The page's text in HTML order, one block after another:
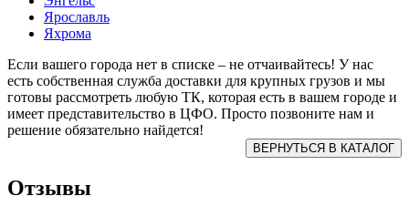
Ярославль
Яхрома
Если вашего города нет в списке – не отчаивайтесь! У нас
есть собственная служба доставки для крупных грузов и мы
готовы рассмотреть любую ТК, которая есть в вашем городе и
имеет представительство в ЦФО. Просто позвоните нам и
решение обязательно найдется!
Отзывы